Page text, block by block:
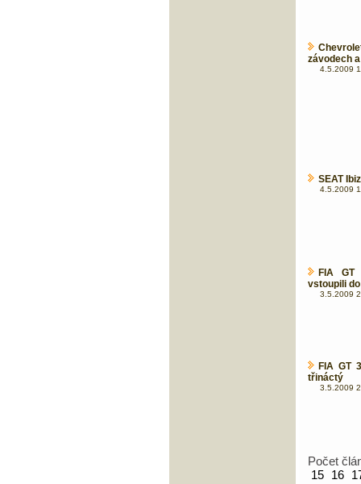
závodech
4.5.2009
SEAT
4.5.2009
FIA GT
vstoupili
3.5.2009
FIA GT
třináctý
3.5.2009
Počet
15 16